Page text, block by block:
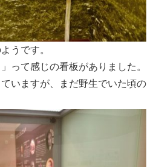
うです。
って感じの看板がありました。
いますが、まだ野生でいた頃の